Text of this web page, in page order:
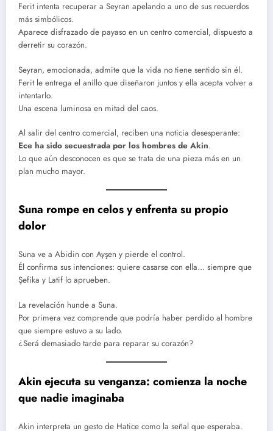
Ferit intenta recuperar a Seyran apelando a uno de sus recuerdos
más simbólicos.
Aparece disfrazado de payaso en un centro comercial, dispuesto a
derretir su corazón.
Seyran, emocionada, admite que la vida no tiene sentido sin él.
Ferit le entrega el anillo que diseñaron juntos y ella acepta volver a
intentarlo.
Una escena luminosa en mitad del caos.
Al salir del centro comercial, reciben una noticia desesperante:
Ece ha sido secuestrada por los hombres de Akin.
Lo que aún desconocen es que se trata de una pieza más en un
plan mucho mayor.
Suna rompe en celos y enfrenta su propio
dolor
Suna ve a Abidin con Ayşen y pierde el control.
Él confirma sus intenciones: quiere casarse con ella… siempre que
Şefika y Latif lo aprueben.
La revelación hunde a Suna.
Por primera vez comprende que podría haber perdido al hombre
que siempre estuvo a su lado.
¿Será demasiado tarde para reparar su corazón?
Akin ejecuta su venganza: comienza la noche
que nadie imaginaba
Akin interpreta un gesto de Hatice como la señal que esperaba.